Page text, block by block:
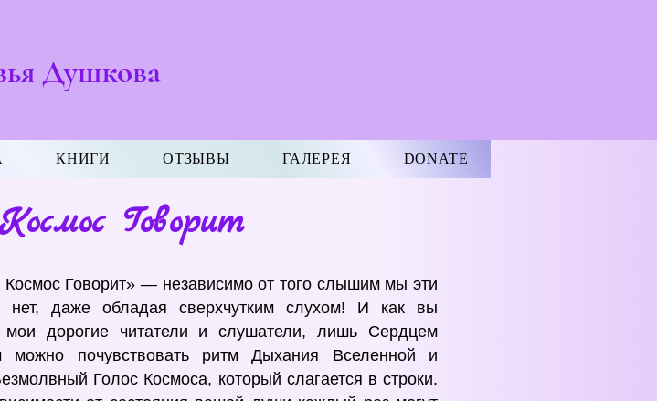
Душкова
КНИГИ ОТЗЫВЫ ГАЛЕРЕЯ DONATE
Говорит
Говорит» — независимо от того слышим мы эти
нет, даже обладая сверхчутким слухом! И как вы
мои дорогие читатели и слушатели, лишь Сердцем
можно почувствовать ритм Дыхания Вселенной и
Голос Космоса, который слагается в строки.